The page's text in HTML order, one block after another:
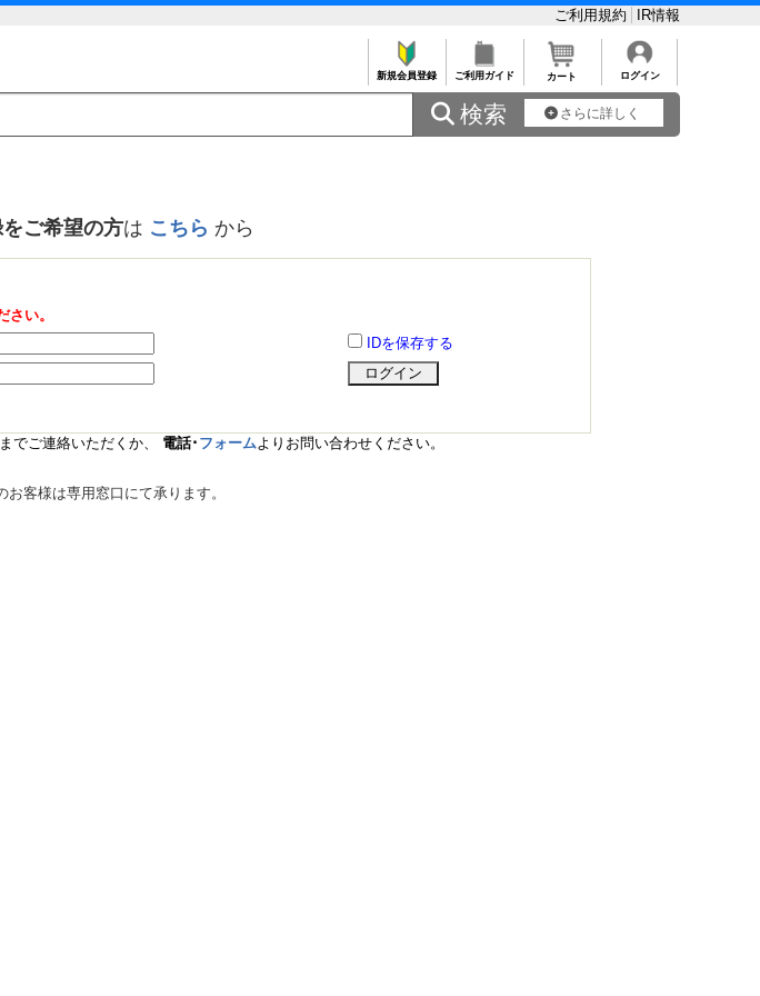
ご利用規約 IR情報
新規会員登録 ご利用ガイド カート ログイン
 検索 さらに詳しく
ご希望の方は こちら から
い。
IDを保存する
でご連絡いただくか、 電話･ フォームよりお問い合わせください。
客様は専用窓口にて承ります。